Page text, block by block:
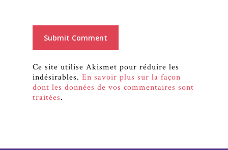
Ce site utilise Akismet pour réduire les
indésirables. En savoir plus sur la façon
dont les données de vos commentaires sont
traitées.